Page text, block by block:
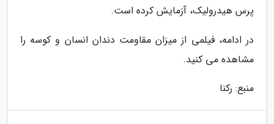
پرس هیدرولیک، آزمایش کرده است.
در ادامه، فیلمی از میزان مقاومت دندان انسان و کوسه را
مشاهده می کنید.
منبع: رکنا